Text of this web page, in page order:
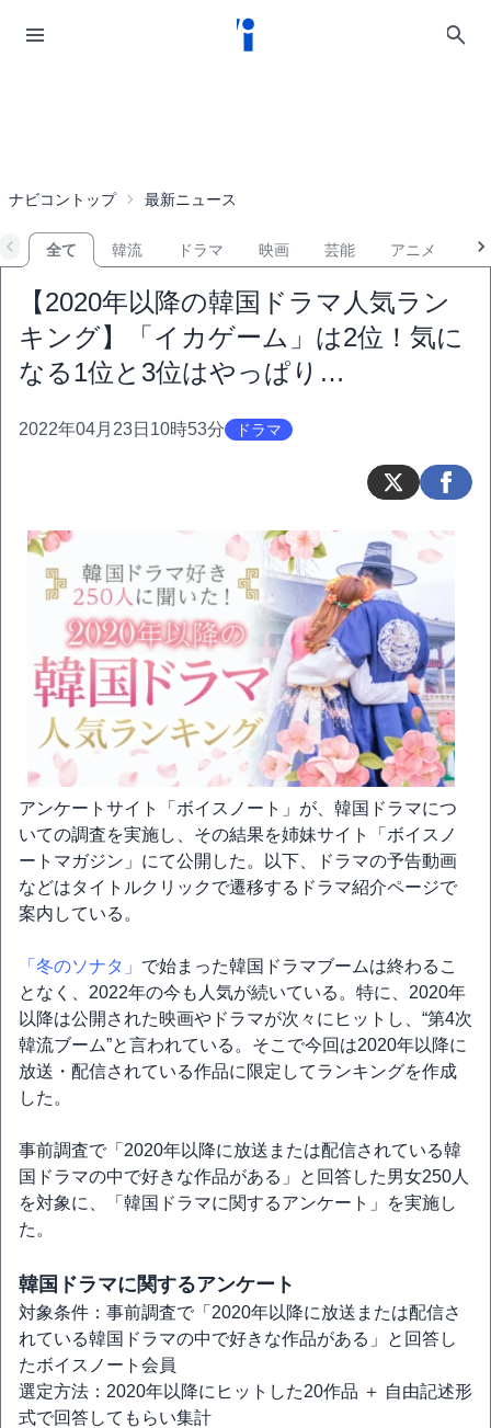
ナビコントップ 最新ニュース
全て 韓流 ドラマ 映画 芸能 アニメ
【2020年以降の韓国ドラマ人気ラン
キング】「イカゲーム」は2位！気に
なる1位と3位はやっぱり…
2022年04月23日10時53分 ドラマ
アンケートサイト「ボイスノート」が、韓国ドラマにつ
いての調査を実施し、その結果を姉妹サイト「ボイスノ
ートマガジン」にて公開した。以下、ドラマの予告動画
などはタイトルクリックで遷移するドラマ紹介ページで
案内している。
「冬のソナタ」 で始まった韓国ドラマブームは終わるこ
となく、2022年の今も人気が続いている。特に、2020年
以降は公開された映画やドラマが次々にヒットし、“第4次
韓流ブーム”と言われている。そこで今回は2020年以降に
放送・配信されている作品に限定してランキングを作成
した。
事前調査で「2020年以降に放送または配信されている韓
国ドラマの中で好きな作品がある」と回答した男女250人
を対象に、「韓国ドラマに関するアンケート」を実施し
た。
韓国ドラマに関するアンケート
対象条件：事前調査で「2020年以降に放送または配信さ
れている韓国ドラマの中で好きな作品がある」と回答し
たボイスノート会員
選定方法：2020年以降にヒットした20作品 ＋ 自由記述形
式で回答してもらい集計